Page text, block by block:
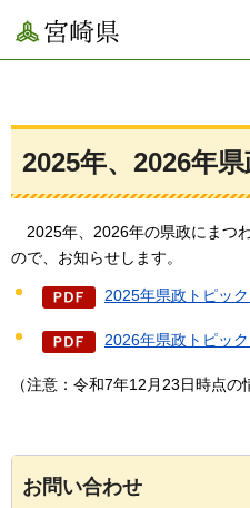
宮崎県
2025年、2026年
2025年 、2026年の県政にまつ
ので、お知らせします。
2025年県政トピック
2026年県政トピッ
（注意：令和7年12月23日時点の
お問い合わせ